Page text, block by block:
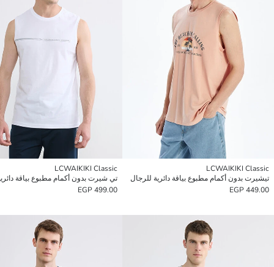
LCWAIKIKI Classic
تيشيرت بدون أكمام مطبوع بياقة دائرية للرجال
449.00 EGP
LCWAIKIKI Classic
499.00 EGP